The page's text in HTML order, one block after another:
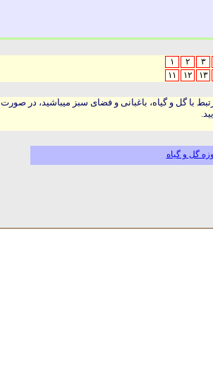
۱ ۲ ۳
۱۱
۱۲ ۱۳
با گل و گیاه، باغبانی و فضای سبز میباشید، در صورت
گل و گیاه